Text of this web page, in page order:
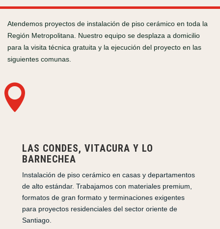
Atendemos proyectos de instalación de piso cerámico en toda la
Región Metropolitana. Nuestro equipo se desplaza a domicilio
para la visita técnica gratuita y la ejecución del proyecto en las
siguientes comunas.

LAS CONDES, VITACURA Y LO
BARNECHEA
Instalación de piso cerámico en casas y departamentos
de alto estándar. Trabajamos con materiales premium,
formatos de gran formato y terminaciones exigentes
para proyectos residenciales del sector oriente de
Santiago.